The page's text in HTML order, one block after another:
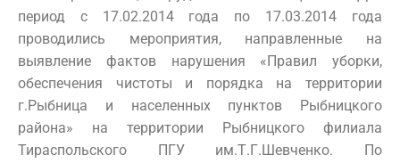
период с 17.02.2014 года по 17.03.2014 года
проводились мероприятия, направленные на
выявление фактов нарушения «Правил уборки,
обеспечения чистоты и порядка на территории
г.Рыбница и населенных пунктов Рыбницкого
района» на территории Рыбницкого филиала
Тираспольского ПГУ им.Т.Г.Шевченко. По